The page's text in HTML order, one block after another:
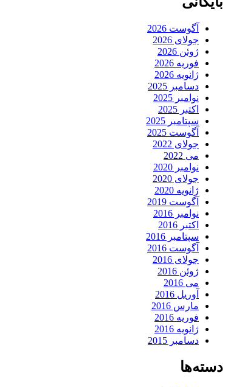
آگوست 2026
جولای 2026
ژوئن 2026
فوریه 2026
ژانویه 2026
دسامبر 2025
نوامبر 2025
اکتبر 2025
سپتامبر 2025
آگوست 2025
جولای 2022
می 2022
نوامبر 2020
جولای 2020
ژانویه 2020
آگوست 2019
نوامبر 2016
اکتبر 2016
سپتامبر 2016
آگوست 2016
جولای 2016
ژوئن 2016
می 2016
آوریل 2016
مارس 2016
فوریه 2016
ژانویه 2016
دسامبر 2015
دسته‌ها